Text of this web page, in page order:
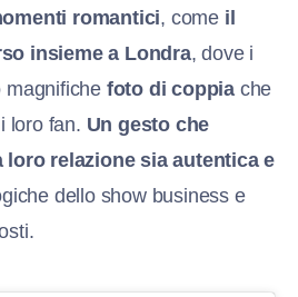
romantici, come il
insieme a Londra, dove i
magnifiche foto di coppia che
loro fan. Un gesto che
relazione sia autentica e
dello show business e